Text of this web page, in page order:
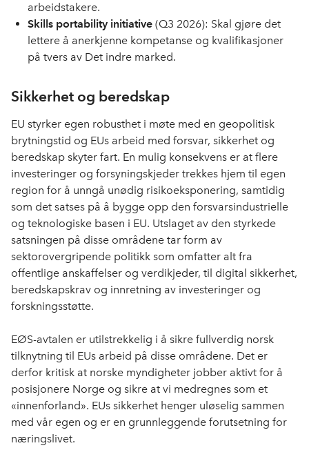
arbeidstakere.
Skills portability initiative (Q3 2026): Skal gjøre det
lettere å anerkjenne kompetanse og kvalifikasjoner
på tvers av Det indre marked.
Sikkerhet og beredskap
EU styrker egen robusthet i møte med en geopolitisk
brytningstid og EUs arbeid med forsvar, sikkerhet og
beredskap skyter fart. En mulig konsekvens er at flere
investeringer og forsyningskjeder trekkes hjem til egen
region for å unngå unødig risikoeksponering, samtidig
som det satses på å bygge opp den forsvarsindustrielle
og teknologiske basen i EU. Utslaget av den styrkede
satsningen på disse områdene tar form av
sektorovergripende politikk som omfatter alt fra
offentlige anskaffelser og verdikjeder, til digital sikkerhet,
beredskapskrav og innretning av investeringer og
forskningsstøtte.
EØS-avtalen er utilstrekkelig i å sikre fullverdig norsk
tilknytning til EUs arbeid på disse områdene. Det er
derfor kritisk at norske myndigheter jobber aktivt for å
posisjonere Norge og sikre at vi medregnes som et
«innenforland». EUs sikkerhet henger uløselig sammen
med vår egen og er en grunnleggende forutsetning for
næringslivet.